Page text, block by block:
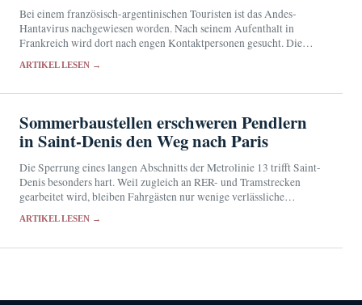
Bei einem französisch-argentinischen Touristen ist das Andes-
Hantavirus nachgewiesen worden. Nach seinem Aufenthalt in
Frankreich wird dort nach engen Kontaktpersonen gesucht. Die
ARTIKEL LESEN →
Sommerbaustellen erschweren Pendlern
in Saint-Denis den Weg nach Paris
Die Sperrung eines langen Abschnitts der Metrolinie 13 trifft Saint-
Denis besonders hart. Weil zugleich an RER- und Tramstrecken
gearbeitet wird, bleiben Fahrgästen nur wenige verlässliche
ARTIKEL LESEN →